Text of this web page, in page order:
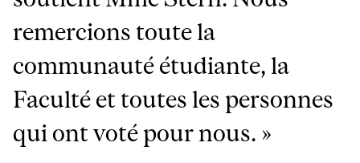
remercions toute la
communauté étudiante, la
Faculté et toutes les personnes
qui ont voté pour nous. »